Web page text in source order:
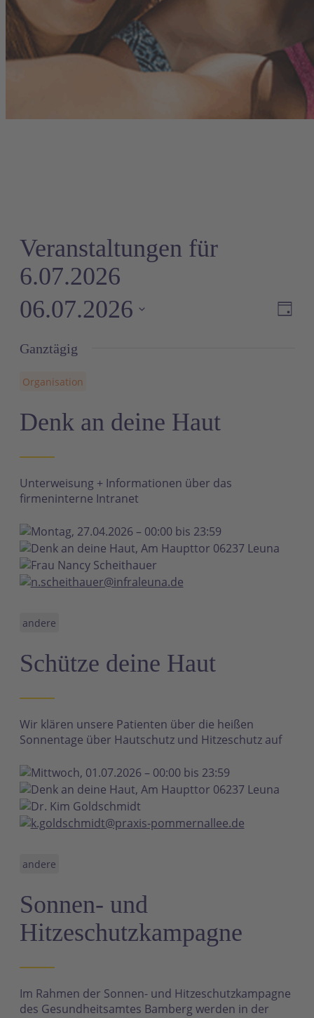
Veranstaltungen für
6.07.2026
Tag
06.07.2026
wählen.
Ganztägig
Organisation
Denk an deine Haut
Unterweisung + Informationen über das
firmeninterne Intranet
Montag, 27.04.2026 – 00:00 bis 23:59
Denk an deine Haut, Am Haupttor 06237 Leuna
Frau Nancy Scheithauer
n.scheithauer@infraleuna.de
andere
Schütze deine Haut
Wir klären unsere Patienten über die heißen
Sonnentage über Hautschutz und Hitzeschutz auf
Mittwoch, 01.07.2026 – 00:00 bis 23:59
Denk an deine Haut, Am Haupttor 06237 Leuna
Dr. Kim Goldschmidt
k.goldschmidt@praxis-pommernallee.de
andere
Sonnen- und
Hitzeschutzkampagne
Im Rahmen der Sonnen- und Hitzeschutzkampagne
des Gesundheitsamtes Bamberg werden in der